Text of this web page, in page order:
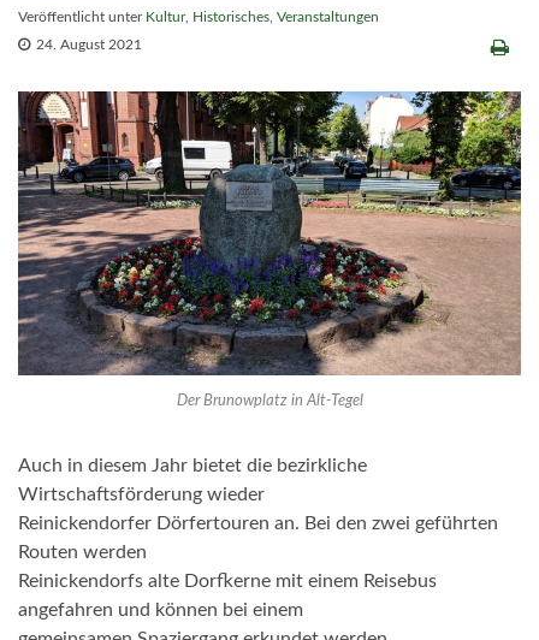
Veröffentlicht unter Kultur, Historisches Veranstaltungen
24. August 2021
Der Brunowplatz in Alt-Tegel
Auch in diesem Jahr bietet die bezirkliche
Wirtschaftsförderung wieder
Reinickendorfer Dörfertouren an. Bei den zwei geführten
Routen werden
Reinickendorfs alte Dorfkerne mit einem Reisebus
angefahren und können bei einem